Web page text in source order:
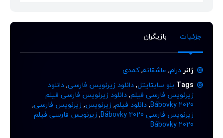
جزئیات بازیگران
ژانردرام, عاشقانه,کمدی
Tags بلو سابتایتل,دانلود زیرنویس فارسی,دانلود
زیرنویس فارسی فیلم,دانلود زیرنویس فارسی فیلم
Bábovky 2020
,دانلود فیلم,زیرنویس,زیرنویس فارسی,
زیرنویس فارسی Bábovky 2020
,زیرنویس فارسی فیلم
Bábovky 2020